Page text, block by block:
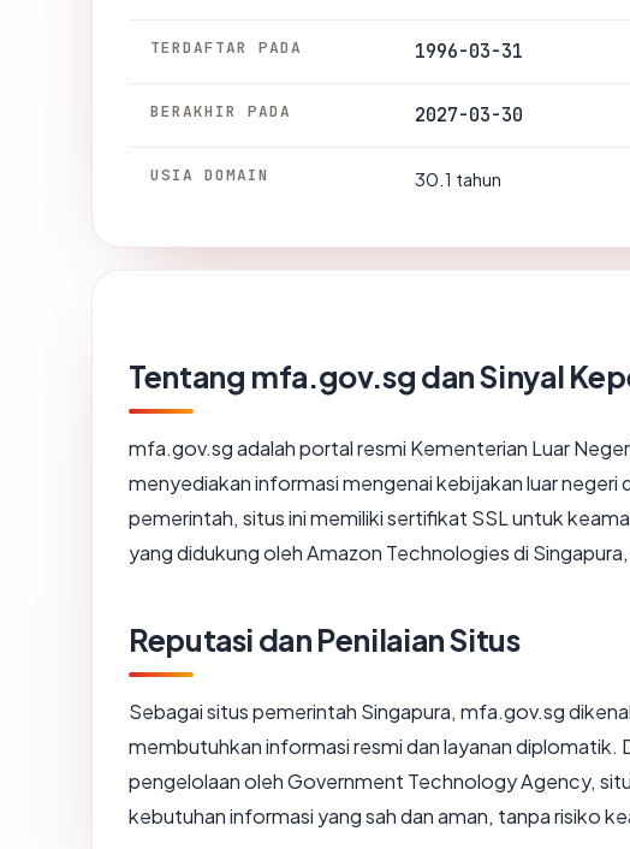
TERDAFTAR PADA 1996-03-31
BERAKHIR PADA 2027-03-30
USIA DOMAIN 30.1 tahun
Tentang mfa.gov.sg dan Sinyal
mfa.gov.sg adalah portal resmi Kementerian Luar
menyediakan informasi mengenai kebijakan luar negeri
pemerintah, situs ini memiliki sertifikat SSL untuk
yang didukung oleh Amazon Technologies di
Reputasi dan Penilaian Situs
Sebagai situs pemerintah Singapura, mfa.gov.sg
membutuhkan informasi resmi dan layanan diplomatik.
pengelolaan oleh Government Technology Agency,
kebutuhan informasi yang sah dan aman, tanpa risiko